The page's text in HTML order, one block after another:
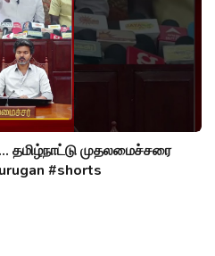
தமிழ்நாட்டு முதலமைச்சரை
#shorts